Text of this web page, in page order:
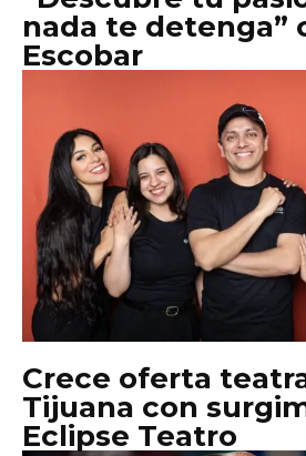
nada te detenga”
Escobar
Crece oferta
Tijuana con
Eclipse Teatro